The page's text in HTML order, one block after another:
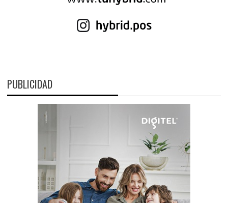
PUBLICIDAD